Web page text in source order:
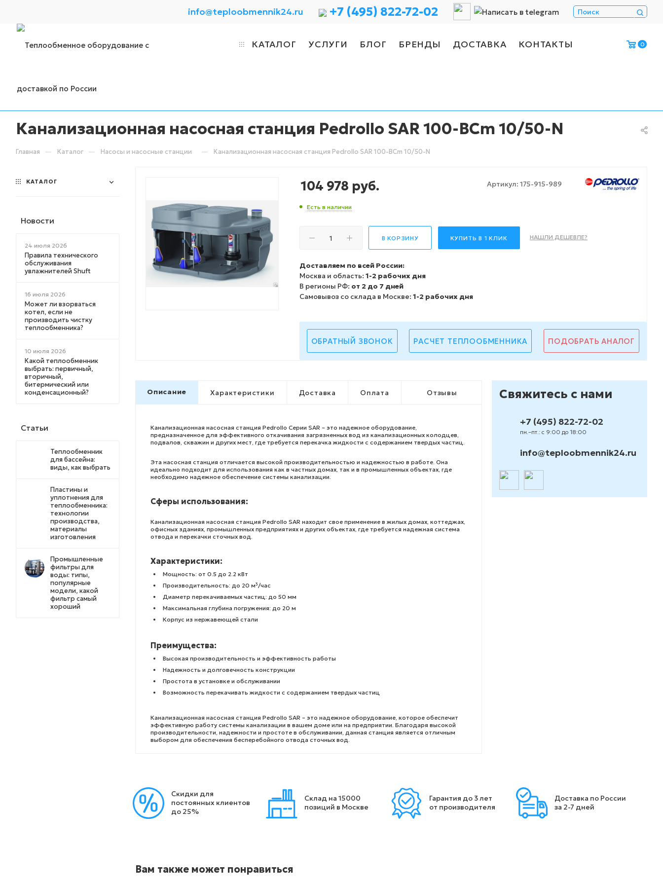
info@teploobmennik24.ru +7 (495) 822-72-02
КАТАЛОГ УСЛУГИ БЛОГ БРЕНДЫ ДОСТАВКА КОНТАКТЫ 0
Канализационная насосная станция Pedrollo SAR 100-BCm 10/50-N
Главная — Каталог — Насосы и насосные станции — Канализационная насосная станция Pedrollo SAR 100-BCm 10/50-N
Артикул: 175-915-989
104 978 руб.
Есть в наличии
В КОРЗИНУ КУПИТЬ В 1 КЛИК НАШЛИ ДЕШЕВЛЕ?
Доставляем по всей России:
Москва и область: 1-2 рабочих дня
В регионы РФ: от 2 до 7 дней
Самовывоз со склада в Москве: 1-2 рабочих дня
ОБРАТНЫЙ ЗВОНОК РАСЧЕТ ТЕПЛООБМЕННИКА ПОДОБРАТЬ АНАЛОГ
Описание Характеристики Доставка Оплата Отзывы
Канализационная насосная станция Pedrollo Серии SAR – это надежное оборудование,
предназначенное для эффективного откачивания загрязненных вод из канализационных колодцев,
подвалов, скважин и других мест, где требуется перекачка жидкости с содержанием твердых частиц.
Эта насосная станция отличается высокой производительностью и надежностью в работе. Она
идеально подходит для использования как в частных домах, так и в промышленных объектах, где
необходимо надежное обеспечение системы канализации.
Сферы использования:
Канализационная насосная станция Pedrollo SAR находит свое применение в жилых домах, коттеджах,
офисных зданиях, промышленных предприятиях и других объектах, где требуется надежная система
отвода и перекачки сточных вод.
Характеристики:
Мощность: от 0.5 до 2.2 кВт
Производительность: до 20 м³/час
Диаметр перекачиваемых частиц: до 50 мм
Максимальная глубина погружения: до 20 м
Корпус из нержавеющей стали
Преимущества:
Высокая производительность и эффективность работы
Надежность и долговечность конструкции
Простота в установке и обслуживании
Возможность перекачивать жидкости с содержанием твердых частиц
Канализационная насосная станция Pedrollo SAR – это надежное оборудование, которое обеспечит
эффективную работу системы канализации в вашем доме или на предприятии. Благодаря высокой
производительности, надежности и простоте в обслуживании, данная станция является отличным
выбором для обеспечения бесперебойного отвода сточных вод.
Свяжитесь с нами
+7 (495) 822-72-02
пн.–пт.: с 9:00 до 18:00
info@teploobmennik24.ru
Скидки для
постоянных клиентов
до 25%
Склад на 15000
позиций в Москве
Гарантия до 3 лет
от производителя
Доставка по России
за 2-7 дней
Вам также может понравиться
КАТАЛОГ
Новости
24 июля 2026
Правила технического
обслуживания
увлажнителей Shuft
16 июля 2026
Может ли взорваться
котел, если не
производить чистку
теплообменника?
10 июля 2026
Какой теплообменник
выбрать: первичный,
вторичный,
битермический или
конденсационный?
Статьи
Теплообменник
для бассейна:
виды, как выбрать
Пластины и
уплотнения для
теплообменника:
технологии
производства,
материалы
изготовления
Промышленные
фильтры для
воды: типы,
популярные
модели, какой
фильтр самый
хороший